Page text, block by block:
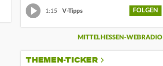
1:15 V-Tipps FOLGEN
MITTELHESSEN-WEBRADIO
THEMEN-TICKER